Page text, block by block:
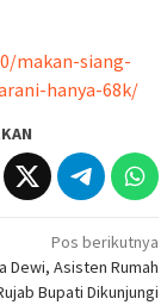
makan-siang-
hanya-68k/
Pos berikutnya
Dewi, Asisten Rumah
Bupati Dikunjungi